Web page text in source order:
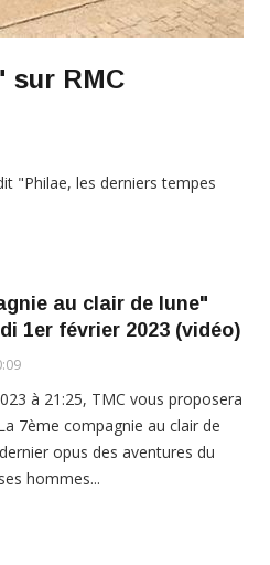
sur RMC
"Philae, les derniers tempes
au clair de lune"
1er février 2023 (vidéo)
à 21:25, TMC vous proposera
7ème compagnie au clair de
opus des aventures du
hommes...